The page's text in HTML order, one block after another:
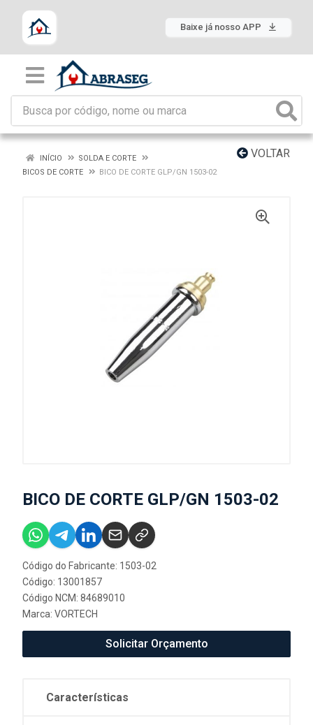
Baixe já nosso APP
VOLTAR
INÍCIO
SOLDA E CORTE
BICOS DE CORTE
BICO DE CORTE GLP/GN 1503-02
BICO DE CORTE GLP/GN 1503-02
Código do Fabricante: 1503-02
Código: 13001857
Código NCM: 84689010
Marca: VORTECH
Solicitar Orçamento
Características